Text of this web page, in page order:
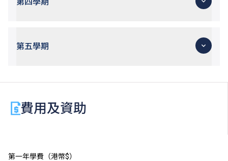
第五學期
費用及資助
第一年學費（港幣$）